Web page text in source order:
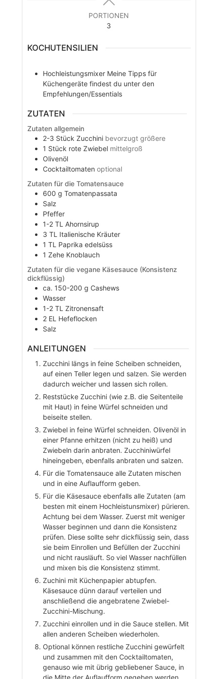
PORTIONEN
3
KOCHUTENSILIEN
Hochleistungsmixer Meine Tipps für
Küchengeräte findest du unter den
Empfehlungen/Essentials
ZUTATEN
Zutaten allgemein
2-3 Stück Zucchini bevorzugt größere
1 Stück rote Zwiebel mittelgroß
Olivenöl
Cocktailtomaten optional
Zutaten für die Tomatensauce
600 g Tomatenpassata
Salz
Pfeffer
1-2 TL Ahornsirup
3 TL Italienische Kräuter
1 TL Paprika edelsüss
1 Zehe Knoblauch
Zutaten für die vegane Käsesauce (Konsistenz
dickflüssig)
ca. 150-200 g Cashews
Wasser
1-2 TL Zitronensaft
2 EL Hefeflocken
Salz
ANLEITUNGEN
Zucchini längs in feine Scheiben schneiden,
auf einen Teller legen und salzen. Sie werden
dadurch weicher und lassen sich rollen.
Reststücke Zucchini (wie z.B. die Seitenteile
mit Haut) in feine Würfel schneiden und
beiseite stellen.
Zwiebel in feine Würfel schneiden. Olivenöl in
einer Pfanne erhitzen (nicht zu heiß) und
Zwiebeln darin anbraten. Zucchiniwürfel
hineingeben, ebenfalls anbraten und salzen.
Für die Tomatensauce alle Zutaten mischen
und in eine Auflaufform geben.
Für die Käsesauce ebenfalls alle Zutaten (am
besten mit einem Hochleistunsmixer) pürieren.
Achtung bei dem Wasser. Zuerst mit weniger
Wasser beginnen und dann die Konsistenz
prüfen. Diese sollte sehr dickflüssig sein, dass
sie beim Einrollen und Befüllen der Zucchini
und nicht rausläuft. So viel Wasser nachfüllen
und mixen bis die Konsistenz stimmt.
Zuchini mit Küchenpapier abtupfen.
Käsesauce dünn darauf verteilen und
anschließend die angebratene Zwiebel-
Zucchini-Mischung.
Zucchini einrollen und in die Sauce stellen. Mit
allen anderen Scheiben wiederholen.
Optional können restliche Zucchini gewürfelt
und zusammen mit den Cocktailtomaten,
genauso wie mit übrig gebliebener Sauce, in
die Mitte der Auflaufform gegeben werden.